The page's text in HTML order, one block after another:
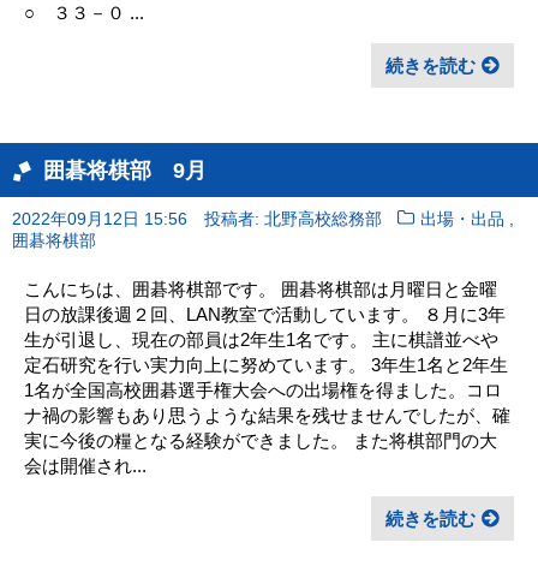
○ ３３－０ ...
続きを読む
囲碁将棋部 9月
2022年09月12日 15:56 投稿者: 北野高校総務部 出場・出品
囲碁将棋部
こんにちは、囲碁将棋部です。 囲碁将棋部は月曜日と金曜
日の放課後週２回、LAN教室で活動しています。 ８月に3年
生が引退し、現在の部員は2年生1名です。 主に棋譜並べや
定石研究を行い実力向上に努めています。 3年生1名と2年生
1名が全国高校囲碁選手権大会への出場権を得ました。コロ
ナ禍の影響もあり思うような結果を残せませんでしたが、確
実に今後の糧となる経験ができました。 また将棋部門の大
会は開催され...
続きを読む